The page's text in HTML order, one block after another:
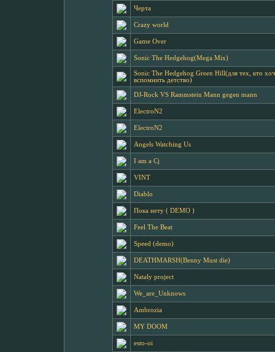
Черта
Crazy world
Game Over
Sonic The Hedgehog(Mega Mix)
Sonic The Hedgehog Green Hill(для тех, кто
вспомнить детство)
DJ-Rock VS Rammstein Mann gegen mann
ElectroN2
ElectroN2
Angels Watching Us
I am a Cj
VINT
Diablo
Пока нету ( DEMO )
Feel The Beat
Speed (demo)
DEATHMARSH(Benny Must die)
Nataly project
We_are_Unknows
Ambrozia
MY DOOM
esto-oi